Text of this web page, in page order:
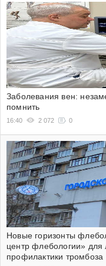
Заболевания вен:
помнить
16:40 2 072 0
Новые горизонты
центр флебологии» для
профилактики тромбоза